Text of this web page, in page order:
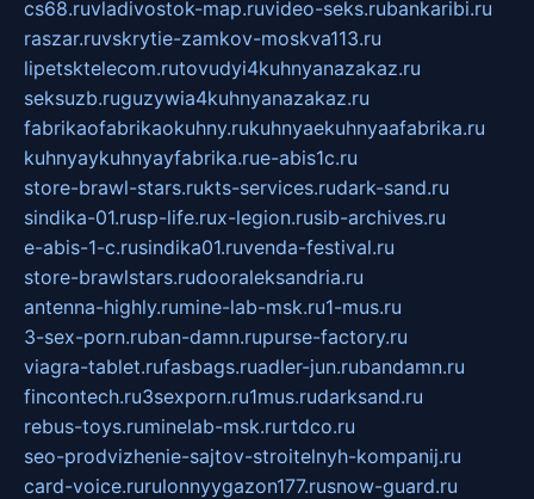
cs68.ruvladivostok-map.ruvideo-seks.rubankaribi.ru
raszar.ruvskrytie-zamkov-moskva113.ru
lipetsktelecom.rutovudyi4kuhnyanazakaz.ru
seksuzb.ruguzywia4kuhnyanazakaz.ru
fabrikaofabrikaokuhny.rukuhnyaekuhnyaafabrika.ru
kuhnyaykuhnyayfabrika.rue-abis1c.ru
store-brawl-stars.rukts-services.rudark-sand.ru
sindika-01.rusp-life.rux-legion.rusib-archives.ru
e-abis-1-c.rusindika01.ruvenda-festival.ru
store-brawlstars.rudooraleksandria.ru
antenna-highly.rumine-lab-msk.ru1-mus.ru
3-sex-porn.ruban-damn.rupurse-factory.ru
viagra-tablet.rufasbags.ruadler-jun.rubandamn.ru
fincontech.ru3sexporn.ru1mus.rudarksand.ru
rebus-toys.ruminelab-msk.rurtdco.ru
seo-prodvizhenie-sajtov-stroitelnyh-kompanij.ru
card-voice.rurulonnyygazon177.rusnow-guard.ru